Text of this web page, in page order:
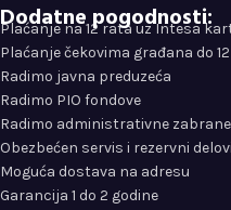
Dodatne pogodnosti:
Plaćanje na 12 rata uz Intesa
Plaćanje čekovima građana do
Radimo javna preduzeća
Radimo PIO fondove
Radimo administrativne zabrane
Obezbećen servis i rezervni delovi
Moguća dostava na adresu
Garancija 1 do 2 godine